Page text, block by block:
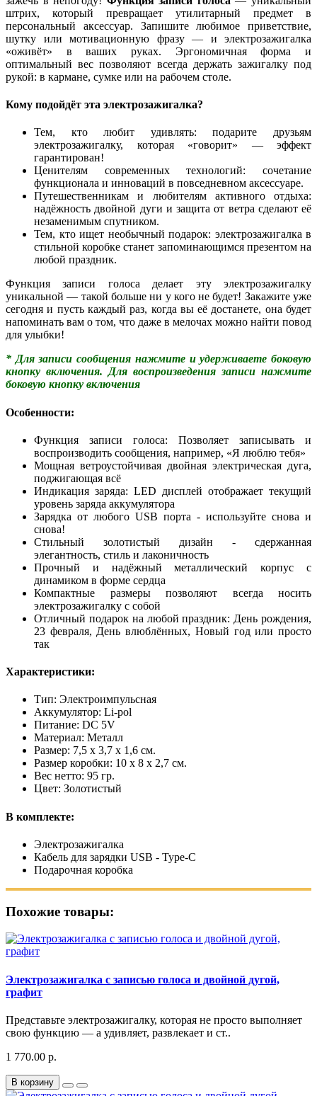
штрих, который превращает утилитарный предмет в
персональный аксессуар. Запишите любимое приветствие,
шутку или мотивационную фразу — и электрозажигалка
«оживёт» в ваших руках. Эргономичная форма и
оптимальный вес позволяют всегда держать зажигалку под
рукой: в кармане, сумке или на рабочем столе.
Кому подойдёт эта электрозажигалка?
Тем, кто любит удивлять: подарите друзьям
электрозажигалку, которая «говорит» — эффект
гарантирован!
Ценителям современных технологий: сочетание
функционала и инноваций в повседневном аксессуаре.
Путешественникам и любителям активного отдыха:
надёжность двойной дуги и защита от ветра сделают её
незаменимым спутником.
Тем, кто ищет необычный подарок: электрозажигалка в
стильной коробке станет запоминающимся презентом на
любой праздник.
Функция записи голоса делает эту электрозажигалку
уникальной — такой больше ни у кого не будет! Закажите уже
сегодня и пусть каждый раз, когда вы её достанете, она будет
напоминать вам о том, что даже в мелочах можно найти повод
для улыбки!
* Для записи сообщения нажмите и удерживаете боковую
кнопку включения. Для воспроизведения записи нажмите
боковую кнопку включения
Особенности:
Функция записи голоса: Позволяет записывать и
воспроизводить сообщения, например, «Я люблю тебя»
Мощная ветроустойчивая двойная электрическая дуга,
поджигающая всё
Индикация заряда: LED дисплей отображает текущий
уровень заряда аккумулятора
Зарядка от любого USB порта - используйте снова и
снова!
Стильный золотистый дизайн - сдержанная
элегантность, стиль и лаконичность
Прочный и надёжный металлический корпус с
динамиком в форме сердца
Компактные размеры позволяют всегда носить
электрозажигалку с собой
Отличный подарок на любой праздник: День рождения,
23 февраля, День влюблённых, Новый год или просто
так
Характеристики:
Тип: Электроимпульсная
Аккумулятор: Li-pol
Питание: DC 5V
Материал: Металл
Размер: 7,5 x 3,7 x 1,6 см.
Размер коробки: 10 x 8 x 2,7 см.
Вес нетто: 95 гр.
Цвет: Золотистый
В комплекте:
Электрозажигалка
Кабель для зарядки USB - Type-C
Подарочная коробка
Похожие товары:
Электрозажигалка с записью голоса и двойной дугой,
графит
Представьте электрозажигалку, которая не просто выполняет
свою функцию — а удивляет, развлекает и ст..
1 770.00 р.
В корзину